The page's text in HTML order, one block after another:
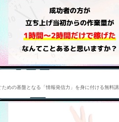
めの基盤となる「情報発信力」を身に付ける無料講